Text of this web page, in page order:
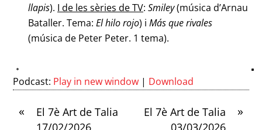
llapis). I de les sèries de TV: Smiley(música d’Arnau
Bataller. Tema: El hilo rojo) i Más que rivales
(música de Peter Peter. 1 tema).
Podcast: Play in new window | Download
«
El 7è Art de Talia
17/02/2026
»
El 7è Art de Talia
03/03/2026